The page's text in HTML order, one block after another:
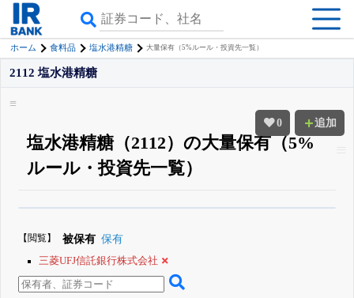
ホーム 食料品 塩水港精糖 大量保有（5%ルール・投資先一覧）
0 追加
2112 塩水港精糖
塩水港精糖（2112）の大量保有（5%
ルール・投資先一覧）
に詳しく分かる無料でβ版をはじめる
登録すると永久30%OFFと米株版の先行利用も付きます
【閲覧】 被保有 保有
三菱UFJ信託銀行株式会社